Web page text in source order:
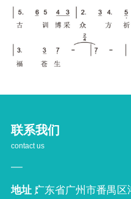
联系我们
contact us
地址：广东省广州市番禺区